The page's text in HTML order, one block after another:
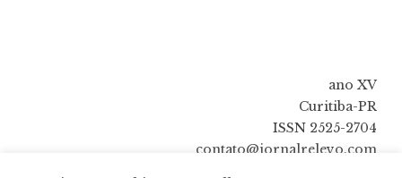
ano XV
Curitiba-PR
ISSN 2525-2704
contato@jornalrelevo.com